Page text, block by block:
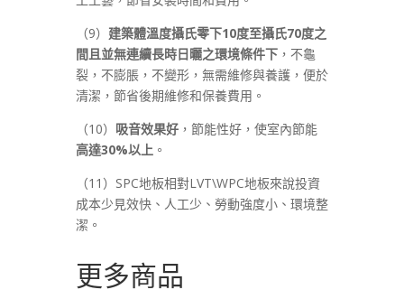
（9） 建築體溫度攝氏零下10度至攝氏70度之
間且並無連續長時日曬之環境條件下 ，不龜
裂，不膨脹，不變形，無需維修與養護，便於
清潔，節省後期維修和保養費用。
（10） 吸音效果好 ，節能性好，使室內節能
高達30%以上 。
（11）SPC地板相對LVT\WPC地板來說投資
成本少見效快、人工少、勞動強度小、環境整
潔。
更多商品